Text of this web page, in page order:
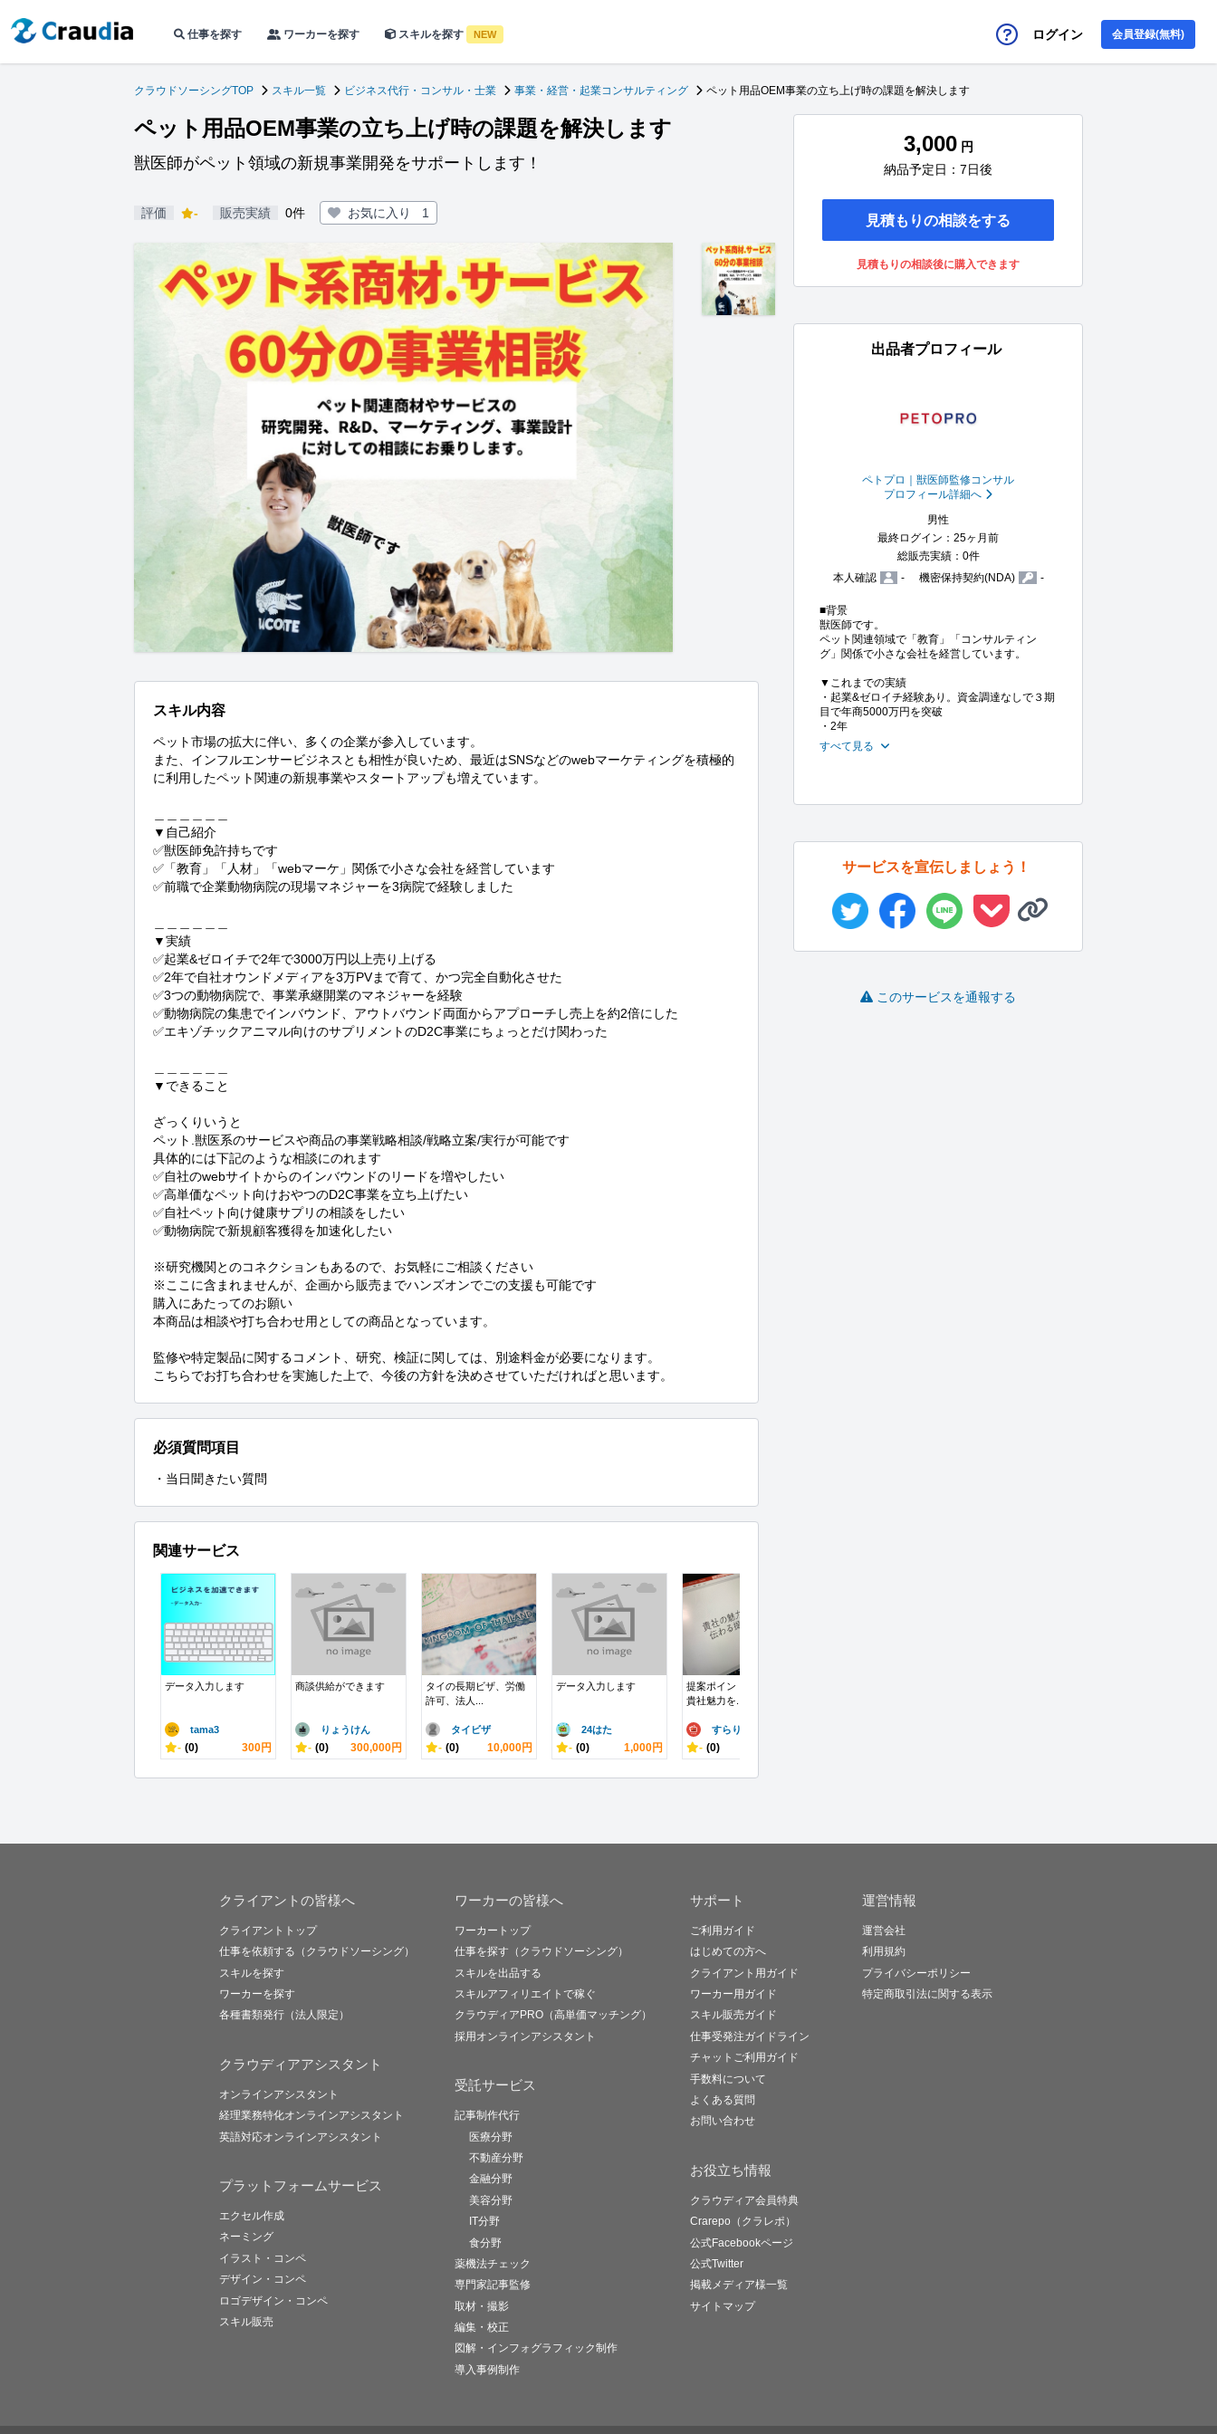
仕事を探す ワーカーを探す スキルを探す NEW ログイン 会員登録(無料)
クラウドソーシングTOP スキル一覧 ビジネス代行・コンサル・士業 事業・経営・起業コンサルティング ペット用品OEM事業の立ち上げ時の課題を解決します
ペット用品OEM事業の立ち上げ時の課題を解決します
獣医師がペット領域の新規事業開発をサポートします！
評価 - 販売実績 0件 お気に入り 1
スキル内容
ペット市場の拡大に伴い、多くの企業が参入しています。
また、インフルエンサービジネスとも相性が良いため、最近はSNSなどのwebマーケティングを積極的
に利用したペット関連の新規事業やスタートアップも増えています。
▼自己紹介
✅獣医師免許持ちです
✅「教育」「人材」「webマーケ」関係で小さな会社を経営しています
✅前職で企業動物病院の現場マネジャーを3病院で経験しました
▼実績
✅起業&ゼロイチで2年で3000万円以上売り上げる
✅2年で自社オウンドメディアを3万PVまで育て、かつ完全自動化させた
✅3つの動物病院で、事業承継開業のマネジャーを経験
✅動物病院の集患でインバウンド、アウトバウンド両面からアプローチし売上を約2倍にした
✅エキゾチックアニマル向けのサプリメントのD2C事業にちょっとだけ関わった
▼できること
ざっくりいうと
ペット.獣医系のサービスや商品の事業戦略相談/戦略立案/実行が可能です
具体的には下記のような相談にのれます
✅自社のwebサイトからのインバウンドのリードを増やしたい
✅高単価なペット向けおやつのD2C事業を立ち上げたい
✅自社ペット向け健康サプリの相談をしたい
✅動物病院で新規顧客獲得を加速化したい
※研究機関とのコネクションもあるので、お気軽にご相談ください
※ここに含まれませんが、企画から販売までハンズオンでごの支援も可能です
購入にあたってのお願い
本商品は相談や打ち合わせ用としての商品となっています。
監修や特定製品に関するコメント、研究、検証に関しては、別途料金が必要になります。
こちらでお打ち合わせを実施した上で、今後の方針を決めさせていただければと思います。
必須質問項目
・当日聞きたい質問
関連サービス
データ入力します
tama3
- (0) 300円
商談供給ができます
りょうけん
- (0) 300,000円
タイの長期ビザ、労働
許可、法人...
タイビザ
- (0) 10,000円
データ入力します
24はた
- (0) 1,000円
提案ポイントを抑えた
貴社魅力を...
すらりん20..
- (0)
3,000 円
納品予定日：7日後
見積もりの相談をする
見積もりの相談後に購入できます
出品者プロフィール
ペトプロ｜獣医師監修コンサル
プロフィール詳細へ
男性
最終ログイン：25ヶ月前
総販売実績：0件
本人確認
- 機密保持契約(NDA) -
■背景
獣医師です。
ペット関連領域で「教育」「コンサルティン
グ」関係で小さな会社を経営しています。
▼これまでの実績
・起業&ゼロイチ経験あり。資金調達なしで３期
目で年商5000万円を突破
・2年
すべて見る
サービスを宣伝しましょう！
このサービスを通報する
クライアントの皆様へ
クライアントトップ
仕事を依頼する（クラウドソーシング）
スキルを探す
ワーカーを探す
各種書類発行（法人限定）
クラウディアアシスタント
オンラインアシスタント
経理業務特化オンラインアシスタント
英語対応オンラインアシスタント
プラットフォームサービス
エクセル作成
ネーミング
イラスト・コンペ
デザイン・コンペ
ロゴデザイン・コンペ
スキル販売
ワーカーの皆様へ
ワーカートップ
仕事を探す（クラウドソーシング）
スキルを出品する
スキルアフィリエイトで稼ぐ
クラウディアPRO（高単価マッチング）
採用オンラインアシスタント
受託サービス
記事制作代行
医療分野
不動産分野
金融分野
美容分野
IT分野
食分野
薬機法チェック
専門家記事監修
取材・撮影
編集・校正
図解・インフォグラフィック制作
導入事例制作
サポート
ご利用ガイド
はじめての方へ
クライアント用ガイド
ワーカー用ガイド
スキル販売ガイド
仕事受発注ガイドライン
チャットご利用ガイド
手数料について
よくある質問
お問い合わせ
お役立ち情報
クラウディア会員特典
Crarepo（クラレポ）
公式Facebookページ
公式Twitter
掲載メディア様一覧
サイトマップ
運営情報
運営会社
利用規約
プライバシーポリシー
特定商取引法に関する表示